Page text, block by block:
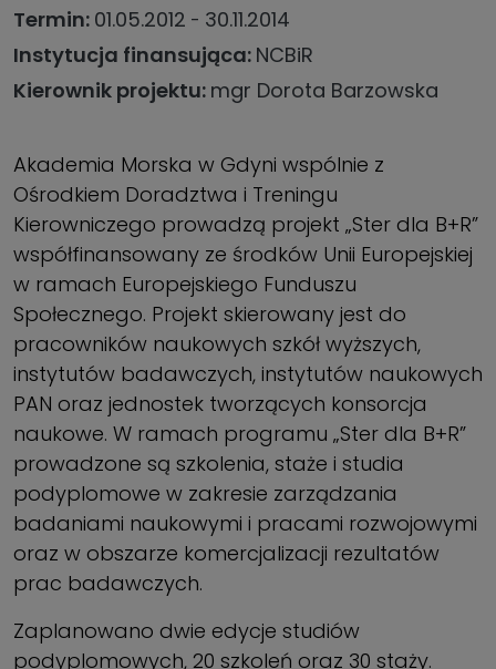
Termin 01.05.2012
30.11.2014
Instytucja finansująca NCBiR
Kierownik projektu mgr Dorota Barzowska
Akademia Morska w Gdyni wspólnie z
Ośrodkiem Doradztwa i Treningu
Kierowniczego prowadzą projekt „Ster dla B+R”
współfinansowany ze środków Unii Europejskiej
w ramach Europejskiego Funduszu
Społecznego. Projekt skierowany jest do
pracowników naukowych szkół wyższych,
instytutów badawczych, instytutów naukowych
PAN oraz jednostek tworzących konsorcja
naukowe. W ramach programu „Ster dla B+R”
prowadzone są szkolenia, staże i studia
podyplomowe w zakresie zarządzania
badaniami naukowymi i pracami rozwojowymi
oraz w obszarze komercjalizacji rezultatów
prac badawczych.
Zaplanowano dwie edycje studiów
podyplomowych, 20 szkoleń oraz 30 staży.